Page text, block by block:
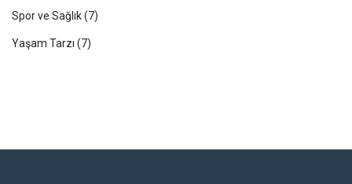
Spor ve Sağlık(7)
Yaşam Tarzı (7)